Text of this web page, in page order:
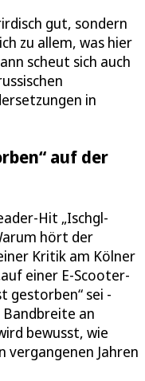
gut, sondern
zu allem, was hier
scheut sich auch
in
auf der
Hit „Ischgl-
hört der
Kritik am Kölner
einer E-Scooter-
gestorben“ sei -
an
bewusst, wie
vergangenen Jahren